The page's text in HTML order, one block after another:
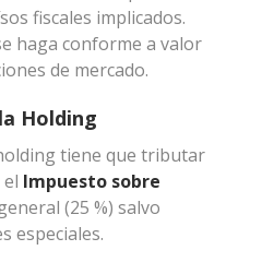
fiscales implicados.
haga conforme a valor
de mercado.
Holding
tiene que tributar
Impuesto sobre
(25 %) salvo
especiales.